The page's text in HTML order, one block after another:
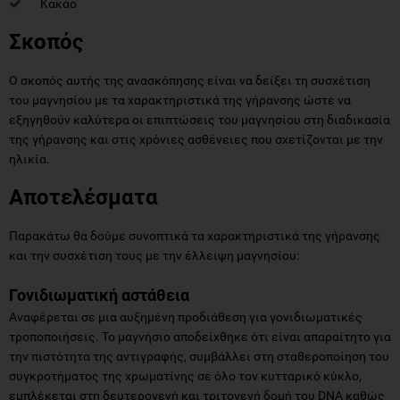
Κακάο
Σκοπός
Ο σκοπός αυτής της ανασκόπησης είναι να δείξει τη συσχέτιση
του μαγνησίου με τα χαρακτηριστικά της γήρανσης ώστε να
εξηγηθούν καλύτερα οι επιπτώσεις του μαγνησίου στη διαδικασία
της γήρανσης και στις χρόνιες ασθένειες που σχετίζονται με την
ηλικία.
Αποτελέσματα
Παρακάτω θα δούμε συνοπτικά τα χαρακτηριστικά της γήρανσης
και την συσχέτιση τους με την έλλειψη μαγνησίου:
Γονιδιωματική αστάθεια
Αναφέρεται σε μια αυξημένη προδιάθεση για γονιδιωματικές
τροποποιήσεις. Το μαγνήσιο αποδείχθηκε ότι είναι απαραίτητο για
την πιστότητα της αντιγραφής, συμβάλλει στη σταθεροποίηση του
συγκροτήματος της χρωματίνης σε όλο τον κυτταρικό κύκλο,
εμπλέκεται στη δευτερογενή και τριτογενή δομή του DNA καθώς